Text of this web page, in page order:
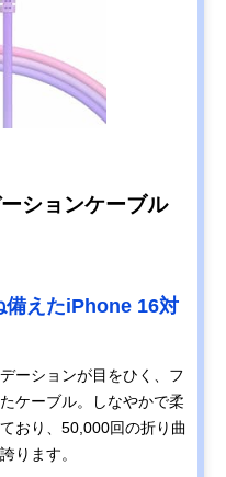
ションケーブル
備えたiPhone 16対
ーションが目をひく、フ
ケーブル。しなやかで柔
おり、50,000回の折り曲
ります。